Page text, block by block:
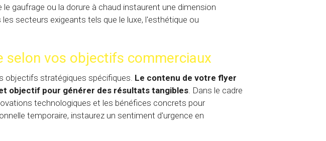
gaufrage ou la dorure à chaud instaurent une dimension
secteurs exigeants tels que le luxe, l'esthétique ou
selon vos objectifs commerciaux
objectifs stratégiques spécifiques. Le contenu de votre flyer
objectif pour générer des résultats tangibles. Dans le cadre
technologiques et les bénéfices concrets pour
temporaire, instaurez un sentiment d'urgence en